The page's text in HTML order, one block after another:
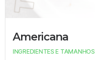
Americana
INGREDIENTES E TAMANHOS